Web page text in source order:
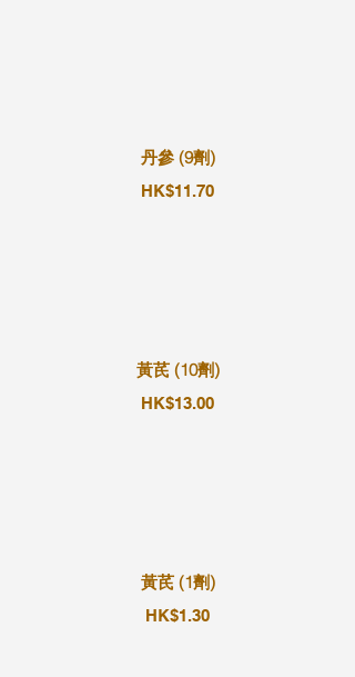
丹參 (9劑)
HK$11.70
黃芪 (10劑)
HK$13.00
黃芪 (1劑)
HK$1.30